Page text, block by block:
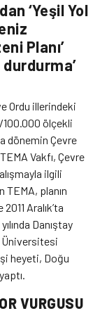
‘Yeşil Yol
Planı’
Ordu illerindeki
100.000 ölçekli
dönemin Çevre
Vakfı, Çevre
ilgili
planın
Aralık’ta
Danıştay
Üniversitesi
heyeti, Doğu
VURGUSU